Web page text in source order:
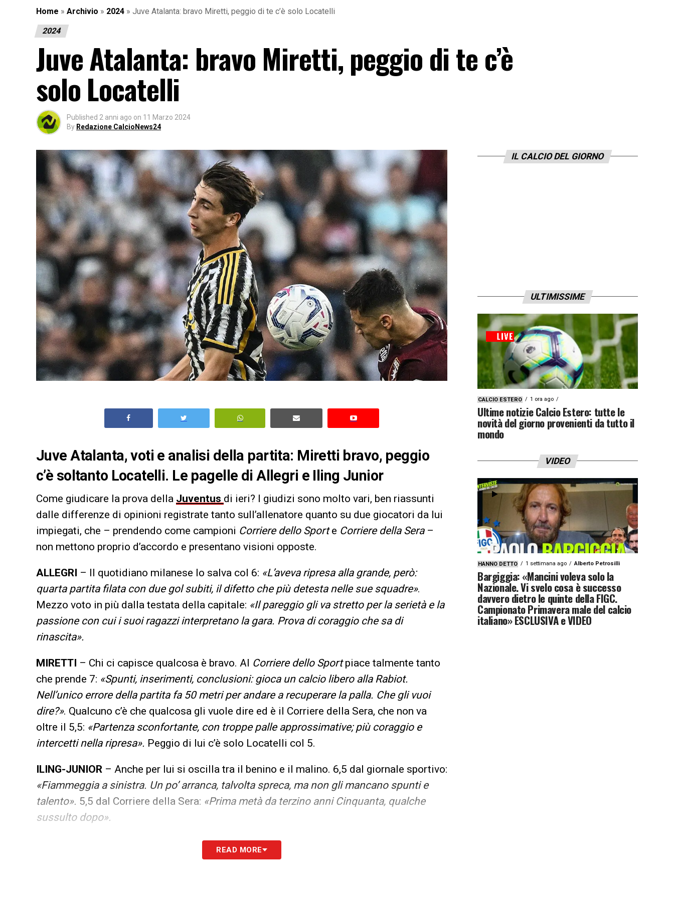
Home » Archivio » 2024 » Juve Atalanta: bravo Miretti, peggio di te c’è solo Locatelli
2024
Juve Atalanta: bravo Miretti, peggio di te c’è
solo Locatelli
Published 2 anni ago on 11 Marzo 2024
By Redazione CalcioNews24
Juve Atalanta, voti e analisi della partita: Miretti bravo, peggio
c’è soltanto Locatelli. Le pagelle di Allegri e Iling Junior
Come giudicare la prova della Juventus di ieri? I giudizi sono molto vari, ben riassunti
dalle differenze di opinioni registrate tanto sull’allenatore quanto su due giocatori da lui
impiegati, che – prendendo come campioni Corriere dello Sporte Corriere della Sera–
non mettono proprio d’accordo e presentano visioni opposte.
ALLEGRI – Il quotidiano milanese lo salva col 6: «L’aveva ripresa alla grande, però:
quarta partita filata con due gol subiti, il difetto che più detesta nelle sue squadre».
Mezzo voto in più dalla testata della capitale: «Il pareggio gli va stretto per la serietà e la
passione con cui i suoi ragazzi interpretano la gara. Prova di coraggio che sa di
rinascita».
MIRETTI – Chi ci capisce qualcosa è bravo. Al Corriere dello Sportpiace talmente tanto
che prende 7: «Spunti, inserimenti, conclusioni: gioca un calcio libero alla Rabiot.
Nell’unico errore della partita fa 50 metri per andare a recuperare la palla. Che gli vuoi
dire?». Qualcuno c’è che qualcosa gli vuole dire ed è il Corriere della Sera, che non va
oltre il 5,5: «Partenza sconfortante, con troppe palle approssimative; più coraggio e
intercetti nella ripresa». Peggio di lui c’è solo Locatelli col 5.
ILING-JUNIOR – Anche per lui si oscilla tra il benino e il malino. 6,5 dal giornale sportivo:
«Fiammeggia a sinistra. Un po’ arranca, talvolta spreca, ma non gli mancano spunti e
talento». 5,5 dal Corriere della Sera: «Prima metà da terzino anni Cinquanta, qualche
sussulto dopo».
LA PLAYLIST DELLE NOSTRE TOP NEWSREAD MORE
IL CALCIO DEL GIORNO
ULTIMISSIME
CALCIO ESTERO 1 ora ago
Ultime notizie Calcio Estero: tutte le
novità del giorno provenienti da tutto il
mondo
VIDEO
HANNO DETTO 1 settimana ago Alberto Petrosilli
Bargiggia: «Mancini voleva solo la
Nazionale. Vi svelo cosa è successo
davvero dietro le quinte della FIGC.
Campionato Primavera male del calcio
italiano» ESCLUSIVA e VIDEO